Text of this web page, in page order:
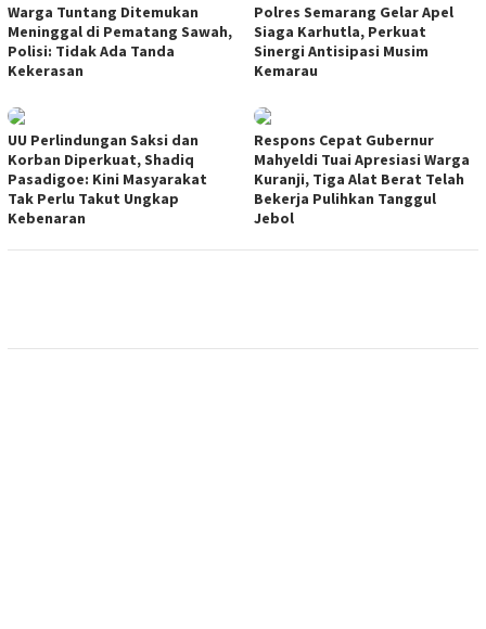
Warga Tuntang Ditemukan
Meninggal di Pematang Sawah,
Polisi: Tidak Ada Tanda
Kekerasan
Polres Semarang Gelar Apel
Siaga Karhutla, Perkuat
Sinergi Antisipasi Musim
Kemarau
UU Perlindungan Saksi dan
Korban Diperkuat, Shadiq
Pasadigoe: Kini Masyarakat
Tak Perlu Takut Ungkap
Kebenaran
Respons Cepat Gubernur
Mahyeldi Tuai Apresiasi Warga
Kuranji, Tiga Alat Berat Telah
Bekerja Pulihkan Tanggul
Jebol